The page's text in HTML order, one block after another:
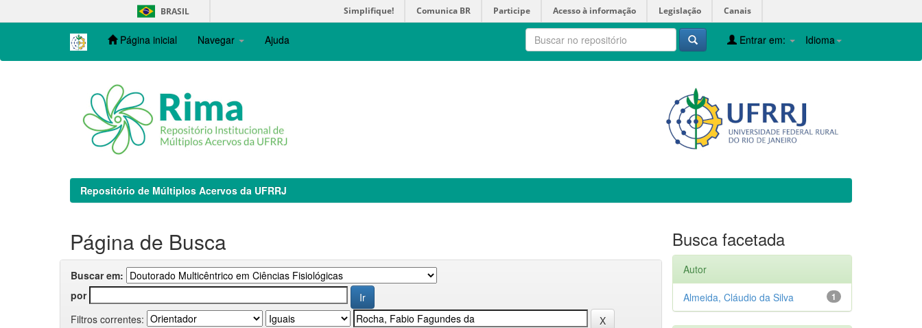
navigation
BRASIL Simplifique! Comunica BR Participe Acesso à informação Legislação Canais
Página inicial Navegar Ajuda Idioma
Entrar em:
Repositório de Múltiplos Acervos da UFRRJ
Página de Busca
Buscar em:
por
Filtros correntes:
Busca facetada
Autor
1
Almeida, Cláudio da Silva